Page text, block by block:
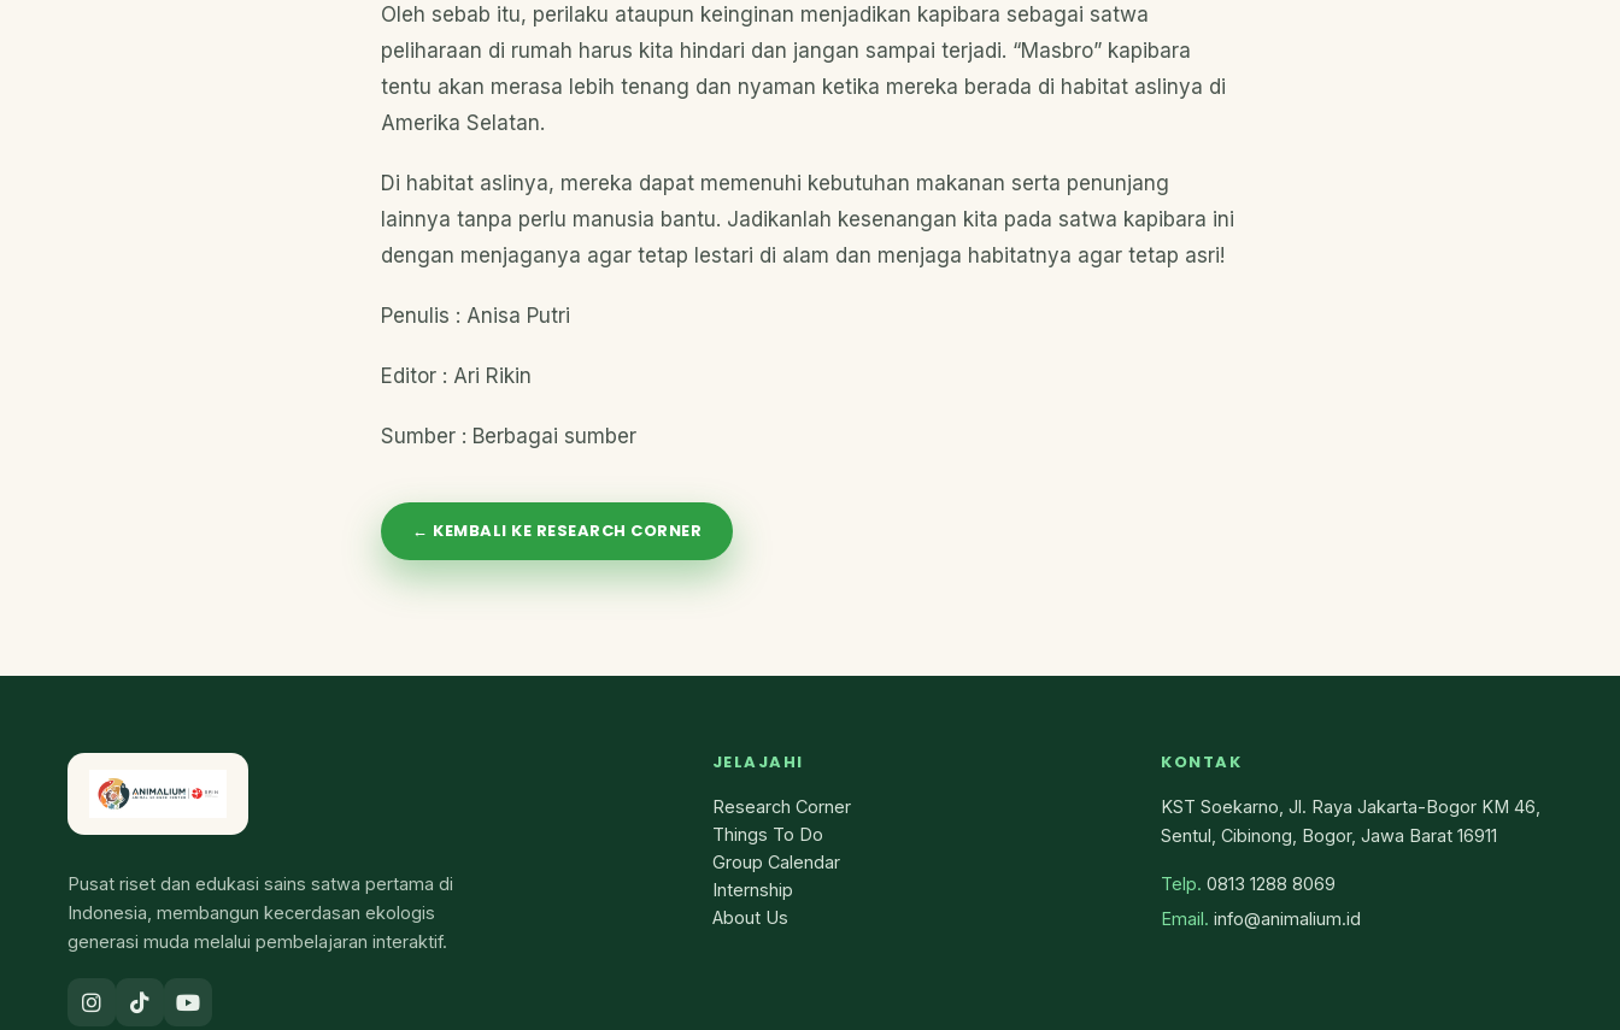
Oleh sebab itu, perilaku ataupun keinginan menjadikan kapibara sebagai satwa
peliharaan di rumah harus kita hindari dan jangan sampai terjadi. “Masbro” kapibara
tentu akan merasa lebih tenang dan nyaman ketika mereka berada di habitat aslinya di
Amerika Selatan.
Di habitat aslinya, mereka dapat memenuhi kebutuhan makanan serta penunjang
lainnya tanpa perlu manusia bantu. Jadikanlah kesenangan kita pada satwa kapibara ini
dengan menjaganya agar tetap lestari di alam dan menjaga habitatnya agar tetap asri!
Penulis : Anisa Putri
Editor : Ari Rikin
Sumber : Berbagai sumber
← KEMBALI KE RESEARCH CORNER
Pusat riset dan edukasi sains satwa pertama di
Indonesia, membangun kecerdasan ekologis
generasi muda melalui pembelajaran interaktif.
JELAJAHI
Research Corner
Things To Do
Group Calendar
Internship
About Us
KONTAK
KST Soekarno, Jl. Raya Jakarta-Bogor KM 46,
Sentul, Cibinong, Bogor, Jawa Barat 16911
Telp. 0813 1288 8069
Email. info@animalium.id